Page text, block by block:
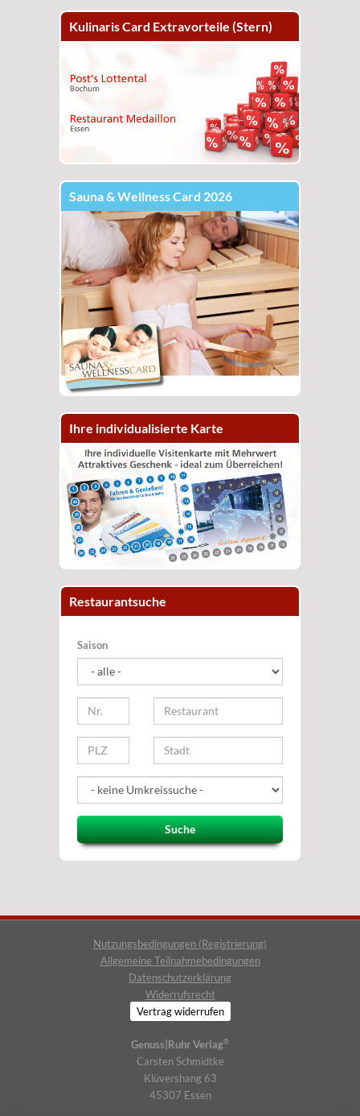
Kulinaris Card Extravorteile (Stern)
Sauna & Wellness Card 2026
Ihre individualisierte Karte
Restaurantsuche
Saison
Suche
Nutzungsbedingungen (Registrierung)
Allgemeine Teilnahmebedingungen
Datenschutzerklärung
Widerrufsrecht
Vertrag widerrufen
Genuss|Ruhr Verlag®
Carsten Schmidtke
Klüvershang 63
45307 Essen